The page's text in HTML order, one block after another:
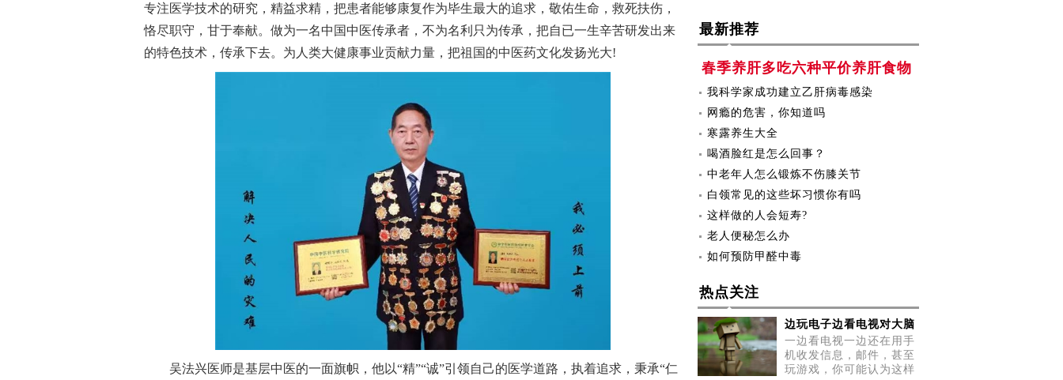
专注医学技术的研究，精益求精，把患者能够康复作为毕生最大的追求，敬佑生命，救死扶伤，
恪尽职守，甘于奉献。做为一名中国中医传承者，不为名利只为传承，把自已一生辛苦研发出来
的特色技术，传承下去。为人类大健康事业贡献力量，把祖国的中医药文化发扬光大!
吴法兴医师是基层中医的一面旗帜，他以“精”“诚”引领自己的医学道路，执着追求，秉承“仁
最新推荐
春季养肝多吃六种平价养肝食物
我科学家成功建立乙肝病毒感染
网瘾的危害，你知道吗
寒露养生大全
喝酒脸红是怎么回事？
中老年人怎么锻炼不伤膝关节
白领常见的这些坏习惯你有吗
这样做的人会短寿?
老人便秘怎么办
如何预防甲醛中毒
热点关注
边玩电子边看电视对大脑
一边看电视一边还在用手
机收发信息，邮件，甚至
玩游戏，你可能认为这样